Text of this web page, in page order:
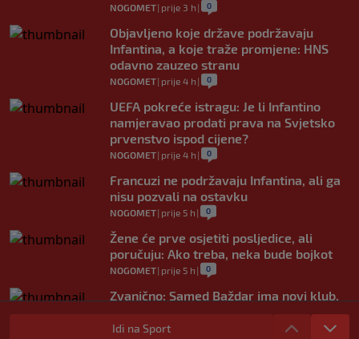
NOGOMET| prije 3 h | 0
Objavljeno koje države podržavaju
Infantina, a koje traže promjene: HNS
odavno zauzeo stranu
NOGOMET| prije 4 h | 0
UEFA pokreće istragu: Je li Infantino
namjeravao prodati prava na Svjetsko
prvenstvo ispod cijene?
NOGOMET| prije 4 h | 0
Francuzi ne podržavaju Infantina, ali ga
nisu pozvali na ostavku
NOGOMET| prije 5 h | 0
Žene će prve osjetiti posljedice, ali
poručuju: Ako treba, neka bude bojkot
NOGOMET| prije 5 h | 0
Zvanično: Samed Baždar ima novi klub,
zadužio broj sa velikom "težinom"
NOGOMET|prije 8 h
Idi na Sport